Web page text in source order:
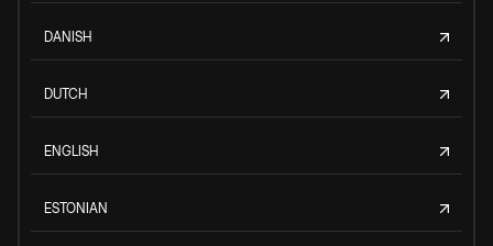
DANISH
DUTCH
ENGLISH
ESTONIAN